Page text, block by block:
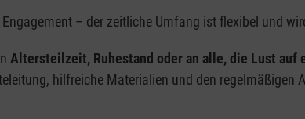
– der zeitliche Umfang ist flexibel und
Altersteilzeit, Ruhestand oder an alle, die Lust auf
hilfreiche Materialien und den